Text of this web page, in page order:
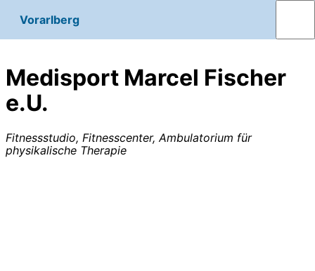
Vorarlberg
Medisport Marcel Fischer
e.U.
Fitnessstudio, Fitnesscenter, Ambulatorium für
physikalische Therapie